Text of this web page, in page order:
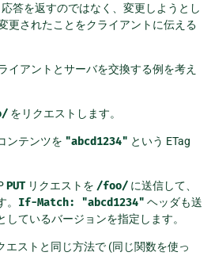
答を返すのではなく、変更しようとし
更されたことをクライアントに伝える
イアントとサーバを交換する例を考え
をリクエストします。
ンテンツを "abcd1234" という ETag
PUT リクエストを /foo/ に送信して、
If-Match: "abcd1234" ヘッダも送
しているバージョンを指定します。
エストと同じ方法で (同じ関数を使っ